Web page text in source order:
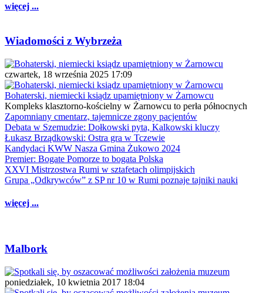
więcej ...
Wiadomości z Wybrzeża
czwartek, 18 września 2025 17:09
Bohaterski, niemiecki ksiądz upamiętniony w Żarnowcu
Kompleks klasztorno-kościelny w Żarnowcu to perła północnych
Zapomniany cmentarz, tajemnicze zgony pacjentów
Debata w Szemudzie: Dołkowski pyta, Kalkowski kluczy
Łukasz Brządkowski: Ostra gra w Tczewie
Kandydaci KWW Nasza Gmina Żukowo 2024
Premier: Bogate Pomorze to bogata Polska
XXVI Mistrzostwa Rumi w sztafetach olimpijskich
Grupa „Odkrywców” z SP nr 10 w Rumi poznaje tajniki nauki
więcej ...
Malbork
poniedziałek, 10 kwietnia 2017 18:04